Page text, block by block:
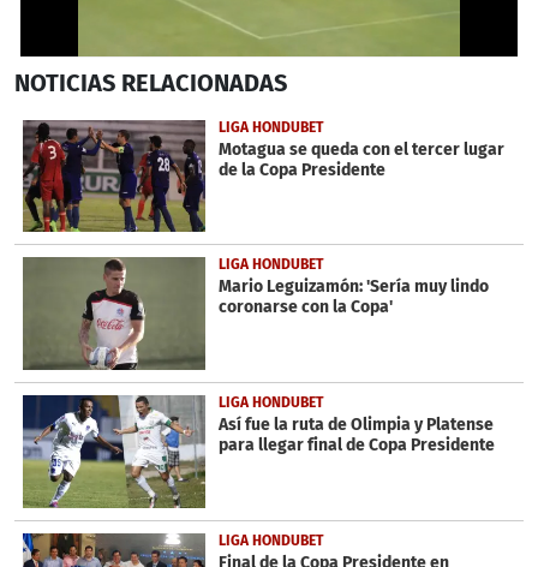
seconds
1
minute,
43
seconds
NOTICIAS RELACIONADAS
LIGA HONDUBET
Motagua se queda con el tercer lugar
de la Copa Presidente
LIGA HONDUBET
Mario Leguizamón: 'Sería muy lindo
coronarse con la Copa'
LIGA HONDUBET
Así fue la ruta de Olimpia y Platense
para llegar final de Copa Presidente
LIGA HONDUBET
Final de la Copa Presidente en